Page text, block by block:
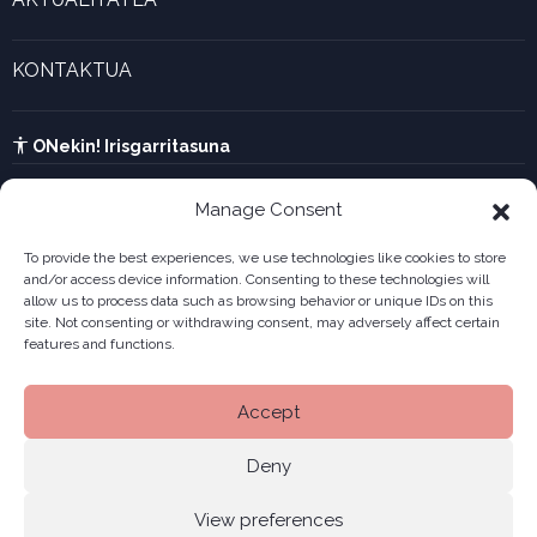
Manage Consent
To provide the best experiences, we use technologies like cookies to store
and/or access device information. Consenting to these technologies will
allow us to process data such as browsing behavior or unique IDs on this
site. Not consenting or withdrawing consent, may adversely affect certain
features and functions.
Accept
Deny
View preferences
UTA kalkulagailua
KONTAKTUA
ONekin! Irisgarritasuna